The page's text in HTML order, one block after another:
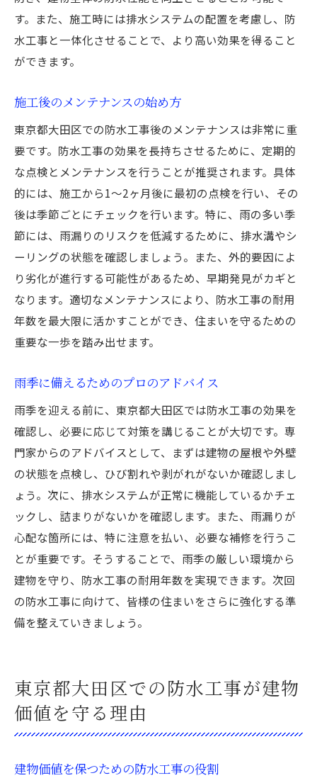
す。また、施工時には排水システムの配置を考慮し、防
水工事と一体化させることで、より高い効果を得ること
ができます。
施工後のメンテナンスの始め方
東京都大田区での防水工事後のメンテナンスは非常に重
要です。防水工事の効果を長持ちさせるために、定期的
な点検とメンテナンスを行うことが推奨されます。具体
的には、施工から1〜2ヶ月後に最初の点検を行い、その
後は季節ごとにチェックを行います。特に、雨の多い季
節には、雨漏りのリスクを低減するために、排水溝やシ
ーリングの状態を確認しましょう。また、外的要因によ
り劣化が進行する可能性があるため、早期発見がカギと
なります。適切なメンテナンスにより、防水工事の耐用
年数を最大限に活かすことができ、住まいを守るための
重要な一歩を踏み出せます。
雨季に備えるためのプロのアドバイス
雨季を迎える前に、東京都大田区では防水工事の効果を
確認し、必要に応じて対策を講じることが大切です。専
門家からのアドバイスとして、まずは建物の屋根や外壁
の状態を点検し、ひび割れや剥がれがないか確認しまし
ょう。次に、排水システムが正常に機能しているかチェ
ックし、詰まりがないかを確認します。また、雨漏りが
心配な箇所には、特に注意を払い、必要な補修を行うこ
とが重要です。そうすることで、雨季の厳しい環境から
建物を守り、防水工事の耐用年数を実現できます。次回
の防水工事に向けて、皆様の住まいをさらに強化する準
備を整えていきましょう。
東京都大田区での防水工事が建物
価値を守る理由
建物価値を保つための防水工事の役割